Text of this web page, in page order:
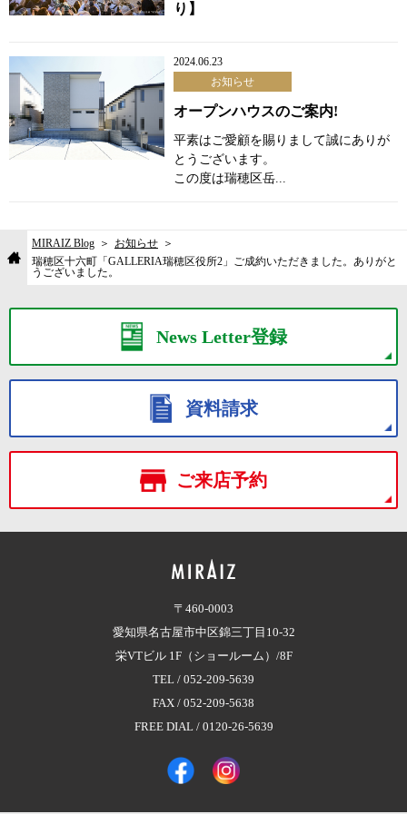
り】
2024.06.23
お知らせ
オープンハウスのご案内!
平素はご愛顧を賜りまして誠にありが
とうございます。
この度は瑞穂区岳...
MIRAIZ Blog
お知らせ
瑞穂区十六町「GALLERIA瑞穂区役所2」ご成約いただきました。ありがと
うございました。
News Letter登録
資料請求
ご来店予約
〒460-0003
愛知県名古屋市中区錦三丁目10-32
栄VTビル 1F（ショールーム）/8F
TEL / 052-209-5639
FAX / 052-209-5638
FREE DIAL / 0120-26-5639